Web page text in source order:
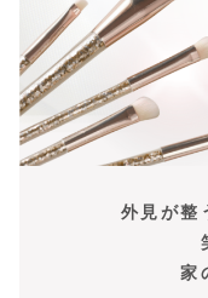
外見が整
家